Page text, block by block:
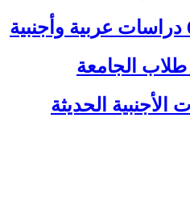
طلاب الجامعة
الأجنبية الحديثة